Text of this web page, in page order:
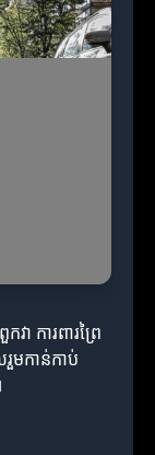
ា ការពារព្រៃ
មកាន់កាប់